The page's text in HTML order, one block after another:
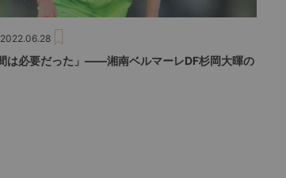
2022.06.28
は必要だった」――湘南ベルマーレDF杉岡大暉の